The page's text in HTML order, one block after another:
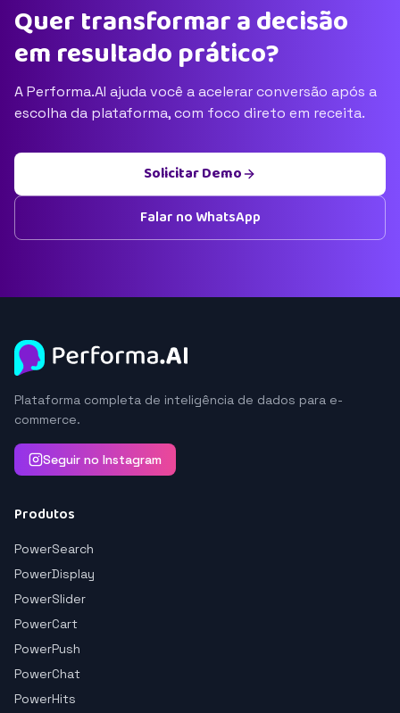
Quer transformar a decisão
em resultado prático?
A Performa.AI ajuda você a acelerar conversão após a
escolha da plataforma, com foco direto em receita.
Solicitar Demo
Falar no WhatsApp
Plataforma completa de inteligência de dados para e-
commerce.
Seguir no Instagram
Produtos
PowerSearch
PowerDisplay
PowerSlider
PowerCart
PowerPush
PowerChat
PowerHits